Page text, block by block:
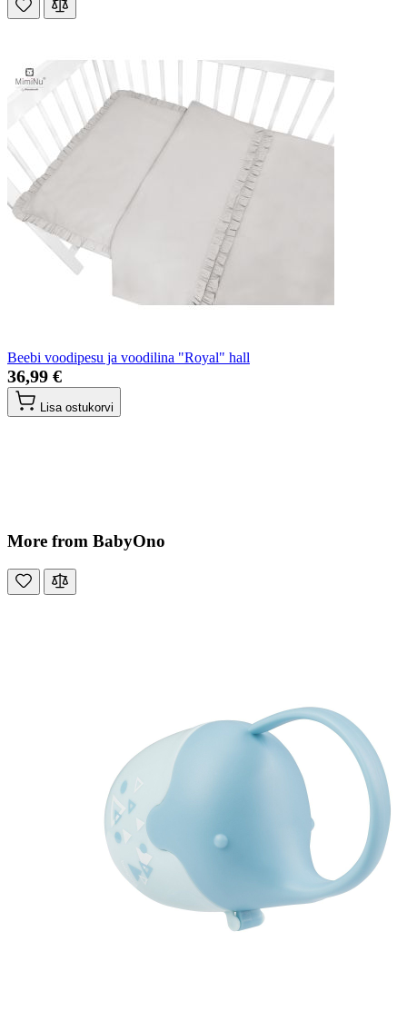
Beebi voodipesu ja voodilina "Royal" hall
36,99 €
Lisa ostukorvi
More from BabyOno